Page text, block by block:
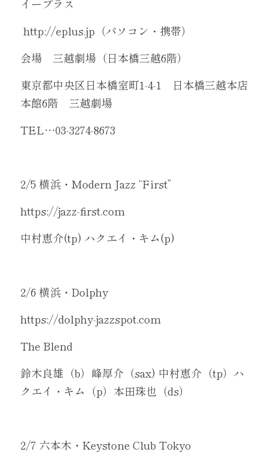
イープラス
http://eplus.jp（パソコン・携帯）
会場　三越劇場（日本橋三越6階）
東京都中央区日本橋室町1-4-1　日本橋三越本店
本館6階　三越劇場
TEL…03-3274-8673
2/5 横浜・Modern Jazz “First”
https://jazz-first.com
中村恵介(tp) ハクエイ・キム(p)
2/6 横浜・Dolphy
https://dolphy-jazzspot.com
The Blend
鈴木良雄（b）峰厚介（sax) 中村恵介（tp）ハ
クエイ・キム（p）本田珠也（ds）
2/7 六本木・Keystone Club Tokyo